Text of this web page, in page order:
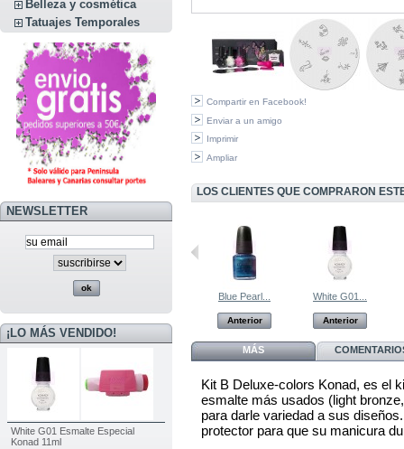
Belleza y cosmética
Tatuajes Temporales
NEWSLETTER
¡LO MÁS VENDIDO!
White G01 Esmalte Especial
Konad 11ml
Compartir en Facebook!
Enviar a un amigo
Imprimir
Ampliar
LOS CLIENTES QUE COMPRARON
Placa de... Blue Pearl...
Anterior
White G01...
Anterior
MÁS
Kit B Deluxe-colors Konad, es el
esmalte más usados (light
para darle variedad a sus
protector para que su manicura